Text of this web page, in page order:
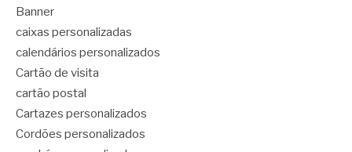
Banner
caixas personalizadas
calendários personalizados
Cartão de visita
cartão postal
Cartazes personalizados
Cordões personalizados